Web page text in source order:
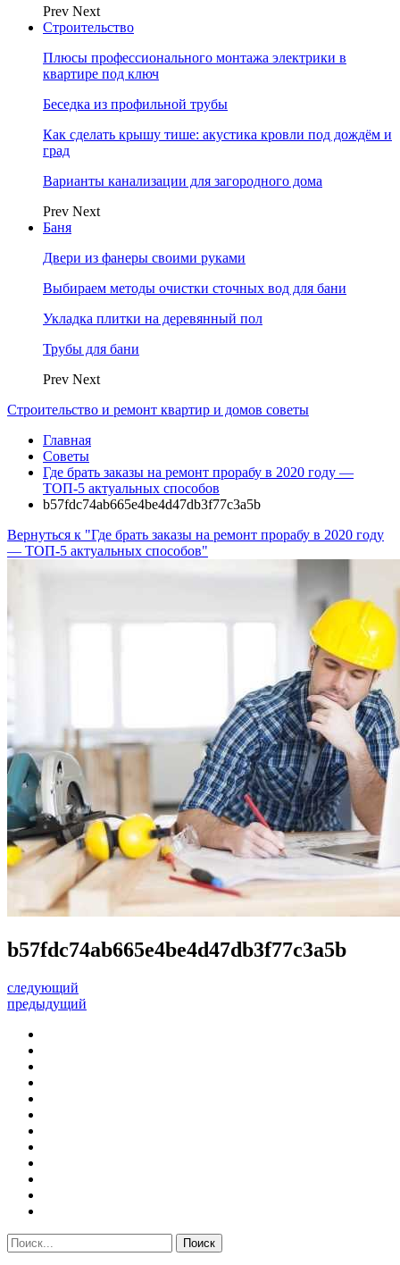
Prev Next
Строительство
Плюсы профессионального монтажа электрики в
квартире под ключ
Беседка из профильной трубы
Как сделать крышу тише: акустика кровли под дождём и
град
Варианты канализации для загородного дома
Prev Next
Баня
Двери из фанеры своими руками
Выбираем методы очистки сточных вод для бани
Укладка плитки на деревянный пол
Трубы для бани
Prev Next
Строительство и ремонт квартир и домов советы
Главная
Советы
Где брать заказы на ремонт прорабу в 2020 году —
ТОП-5 актуальных способов
b57fdc74ab665e4be4d47db3f77c3a5b
Вернуться к "Где брать заказы на ремонт прорабу в 2020 году
— ТОП-5 актуальных способов"
b57fdc74ab665e4be4d47db3f77c3a5b
следующий
предыдущий